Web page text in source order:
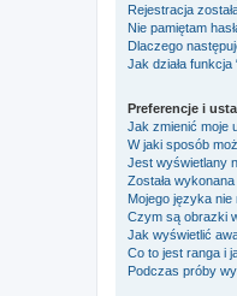
Rejestracja
Nie pamiętam
Dlaczego
Jak działa
Preferencje i
Jak zmienić moje
W jaki sposób
Jest wyświetlany
Została
Mojego języka nie
Czym są obrazki
Jak wyświetlić
Co to jest ranga i
Podczas próby